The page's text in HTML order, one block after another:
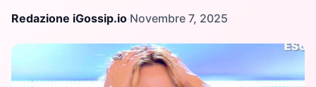
Redazione iGossip.io·Novembre 7, 2025